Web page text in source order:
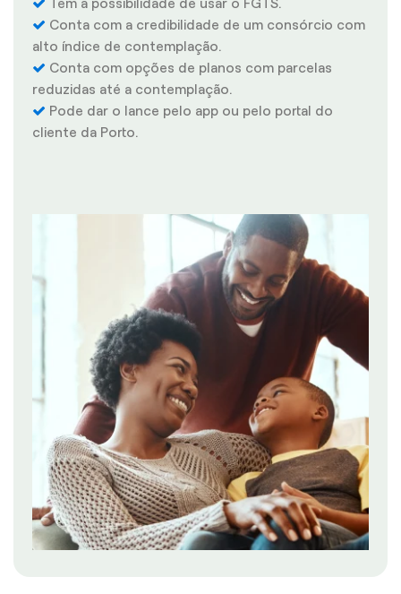
Conta com a credibilidade de um consórcio com
alto índice de contemplação.
Conta com opções de planos com parcelas
reduzidas até a contemplação.
Pode dar o lance pelo app ou pelo portal do
cliente da Porto.